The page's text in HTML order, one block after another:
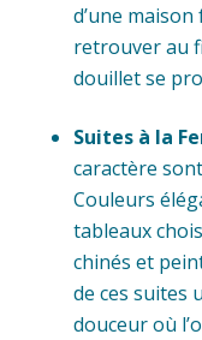
d’une maison
retrouver au
douillet se
Suites à la
caractère
Couleurs
tableaux
chinés et
de ces suites
douceur où